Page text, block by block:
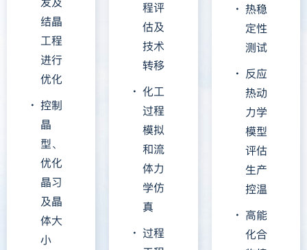
结晶
工程
进行
优化
控制
晶
型、
优化
晶习
及晶
体大
小
程评
估及
技术
转移
化工
过程
模拟
和流
体力
学仿
真
过程
热稳
定性
测试
反应
热动
力学
模型
评估
生产
控温
高能
化合